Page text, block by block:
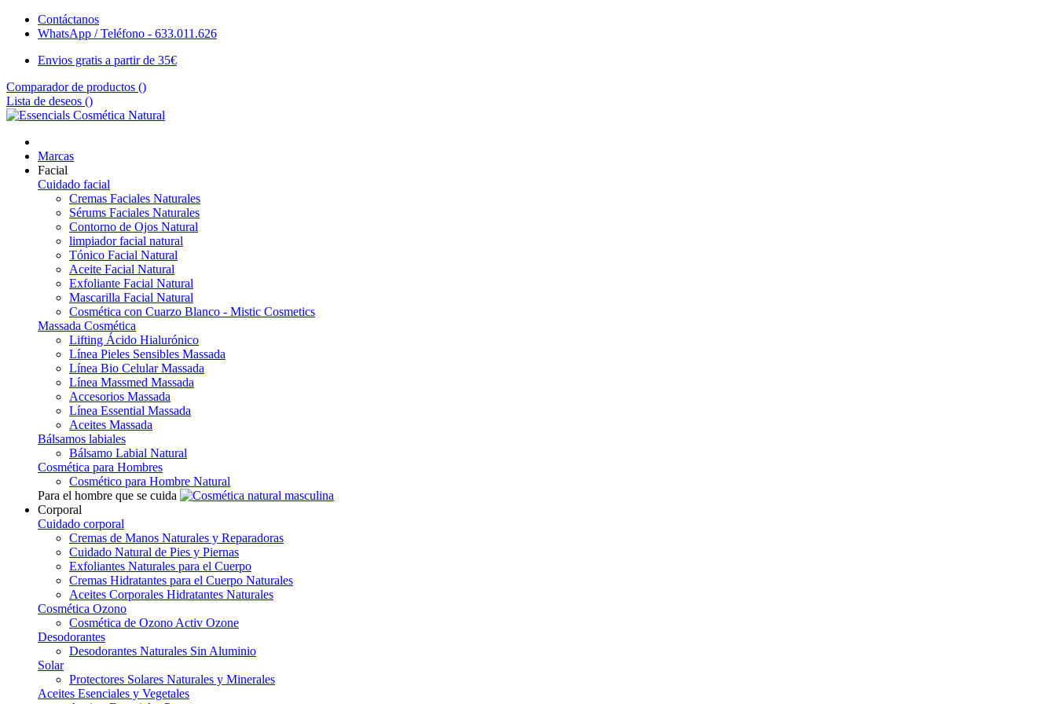
Contáctanos
WhatsApp / Teléfono - 633.011.626
Envios gratis a partir de 35€
Comparador de productos ()
Lista de deseos ()
Marcas
Facial
Cuidado facial
Cremas Faciales Naturales
Sérums Faciales Naturales
Contorno de Ojos Natural
limpiador facial natural
Tónico Facial Natural
Aceite Facial Natural
Exfoliante Facial Natural
Mascarilla Facial Natural
Cosmética con Cuarzo Blanco - Mistic Cosmetics
Massada Cosmética
Lifting Ácido Hialurónico
Línea Pieles Sensibles Massada
Línea Bio Celular Massada
Línea Massmed Massada
Accesorios Massada
Línea Essential Massada
Aceites Massada
Bálsamos labiales
Bálsamo Labial Natural
Cosmética para Hombres
Cosmético para Hombre Natural
Para el hombre que se cuida
Corporal
Cuidado corporal
Cremas de Manos Naturales y Reparadoras
Cuidado Natural de Pies y Piernas
Exfoliantes Naturales para el Cuerpo
Cremas Hidratantes para el Cuerpo Naturales
Aceites Corporales Hidratantes Naturales
Cosmética Ozono
Cosmética de Ozono Activ Ozone
Desodorantes
Desodorantes Naturales Sin Aluminio
Solar
Protectores Solares Naturales y Minerales
Aceites Esenciales y Vegetales